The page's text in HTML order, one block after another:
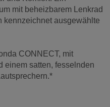
mit beheizbarem Lenkrad
kennzeichnet ausgewählte
CONNECT, mit
satten, fesselnden